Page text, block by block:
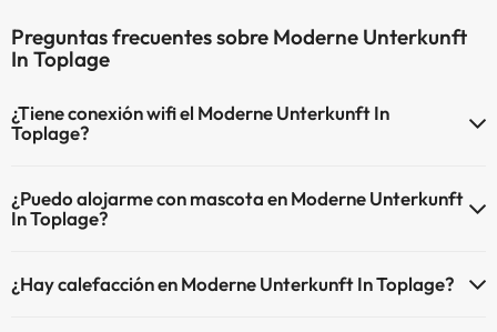
Preguntas frecuentes sobre Moderne Unterkunft
In Toplage
¿Tiene conexión wifi el Moderne Unterkunft In
Toplage?
¿Puedo alojarme con mascota en Moderne Unterkunft
In Toplage?
¿Hay calefacción en Moderne Unterkunft In Toplage?